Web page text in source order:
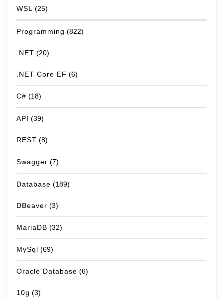
WSL (25)
Programming (822)
.NET (20)
.NET Core EF (6)
C# (18)
API (39)
REST (8)
Swagger (7)
Database (189)
DBeaver (3)
MariaDB (32)
MySql (69)
Oracle Database (6)
10g (3)